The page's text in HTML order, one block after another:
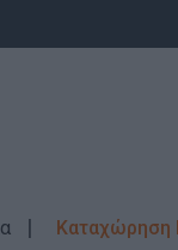
Καταχώρηση